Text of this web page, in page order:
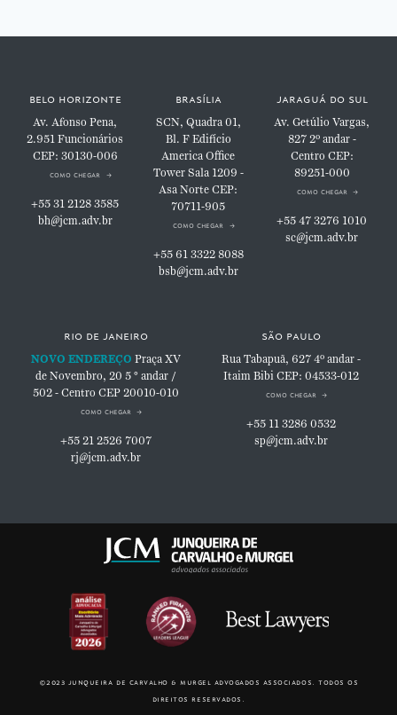
belo horizonte
Av. Afonso Pena,
2.951Funcionários
CEP: 30130-006
como chegar
+55 31 2128 3585
bh@jcm.adv.br
brasília
SCN, Quadra 01,
Bl. FEdifício
America Office
TowerSala 1209 -
Asa NorteCEP:
70711-905
como chegar
+55 61 3322 8088
bsb@jcm.adv.br
jaraguá do sul
Av. Getúlio Vargas,
8272º andar -
Centro CEP:
89251-000
como chegar
+55 47 3276 1010
sc@jcm.adv.br
rio de janeiro
NOVO ENDEREÇO Praça XV
de Novembro, 20 5 ° andar /
502 - Centro CEP 20010-010
como chegar
+55 21 2526 7007
rj@jcm.adv.br
são paulo
Rua Tabapuã, 6274º andar -
Itaim BibiCEP: 04533-012
como chegar
+55 11 3286 0532
sp@jcm.adv.br
©2023 junqueira de carvalho & murgel advogados associados. todos os
direitos reservados.